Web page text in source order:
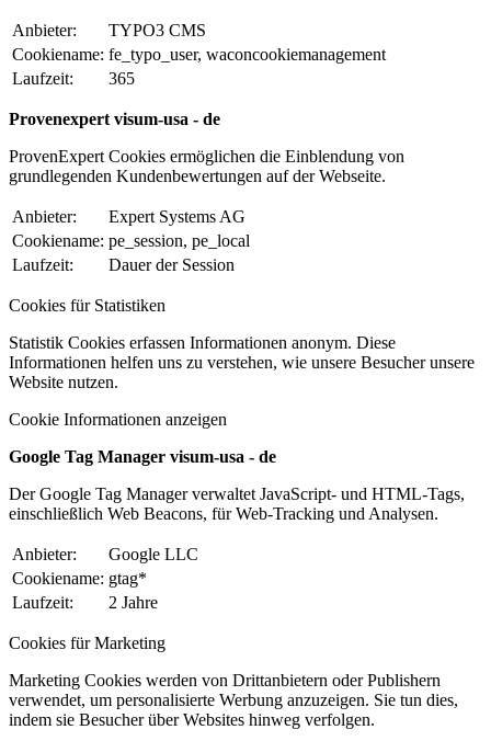
Anbieter:
TYPO3 CMS
Cookiename: fe_typo_user, waconcookiemanagement
Laufzeit:
365
Provenexpert visum-usa - de
ProvenExpert Cookies ermöglichen die Einblendung von
grundlegenden Kundenbewertungen auf der Webseite.
Anbieter:
Expert Systems AG
Cookiename: pe_session, pe_local
Laufzeit:
Dauer der Session
Cookies für Statistiken
Statistik Cookies erfassen Informationen anonym. Diese
Informationen helfen uns zu verstehen, wie unsere Besucher unsere
Website nutzen.
Cookie Informationen anzeigen
Google Tag Manager visum-usa - de
Der Google Tag Manager verwaltet JavaScript- und HTML-Tags,
einschließlich Web Beacons, für Web-Tracking und Analysen.
Anbieter:
Google LLC
Cookiename: gtag*
Laufzeit:
2 Jahre
Cookies für Marketing
Marketing Cookies werden von Drittanbietern oder Publishern
verwendet, um personalisierte Werbung anzuzeigen. Sie tun dies,
indem sie Besucher über Websites hinweg verfolgen.